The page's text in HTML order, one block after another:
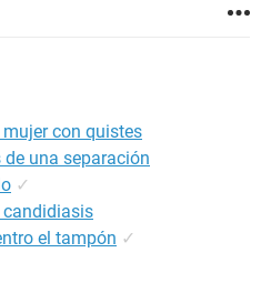
con quistes
una separación
✓
candidiasis
el tampón ✓